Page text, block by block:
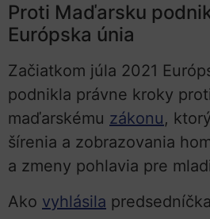
Proti Maďarsku
Európska únia
Začiatkom júla 2021
podnikla právne kroky
maďarskému zákonu,
šírenia a zobrazovania
a zmeny pohlavia pre
Ako vyhlásila